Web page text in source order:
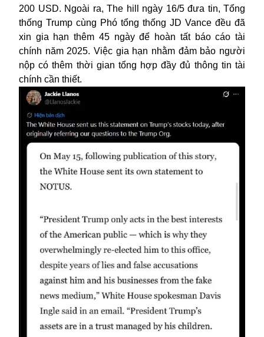
200 USD. Ngoài ra, The hill ngày 16/5 đưa tin, Tổng
thống Trump cùng Phó tổng thống JD Vance đều đã
xin gia hạn thêm 45 ngày để hoàn tất báo cáo tài
chính năm 2025. Việc gia hạn nhằm đảm bảo người
nộp có thêm thời gian tổng hợp đầy đủ thông tin tài
chính cần thiết.